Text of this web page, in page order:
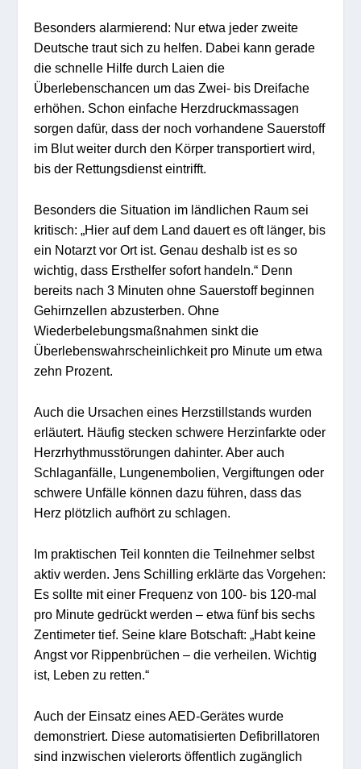
Besonders alarmierend: Nur etwa jeder zweite
Deutsche traut sich zu helfen. Dabei kann gerade
die schnelle Hilfe durch Laien die
Überlebenschancen um das Zwei- bis Dreifache
erhöhen. Schon einfache Herzdruckmassagen
sorgen dafür, dass der noch vorhandene Sauerstoff
im Blut weiter durch den Körper transportiert wird,
bis der Rettungsdienst eintrifft.
Besonders die Situation im ländlichen Raum sei
kritisch: „Hier auf dem Land dauert es oft länger, bis
ein Notarzt vor Ort ist. Genau deshalb ist es so
wichtig, dass Ersthelfer sofort handeln.“ Denn
bereits nach 3 Minuten ohne Sauerstoff beginnen
Gehirnzellen abzusterben. Ohne
Wiederbelebungsmaßnahmen sinkt die
Überlebenswahrscheinlichkeit pro Minute um etwa
zehn Prozent.
Auch die Ursachen eines Herzstillstands wurden
erläutert. Häufig stecken schwere Herzinfarkte oder
Herzrhythmusstörungen dahinter. Aber auch
Schlaganfälle, Lungenembolien, Vergiftungen oder
schwere Unfälle können dazu führen, dass das
Herz plötzlich aufhört zu schlagen.
Im praktischen Teil konnten die Teilnehmer selbst
aktiv werden. Jens Schilling erklärte das Vorgehen:
Es sollte mit einer Frequenz von 100- bis 120-mal
pro Minute gedrückt werden – etwa fünf bis sechs
Zentimeter tief. Seine klare Botschaft: „Habt keine
Angst vor Rippenbrüchen – die verheilen. Wichtig
ist, Leben zu retten.“
Auch der Einsatz eines AED-Gerätes wurde
demonstriert. Diese automatisierten Defibrillatoren
sind inzwischen vielerorts öffentlich zugänglich